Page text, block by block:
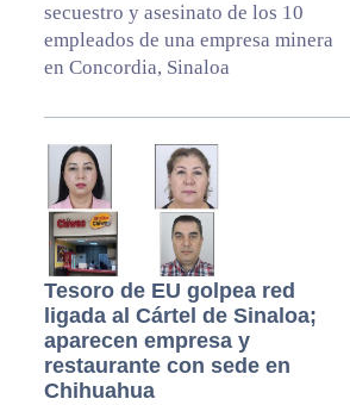
secuestro y asesinato de los 10
empleados de una empresa minera
en Concordia, Sinaloa
Tesoro de EU golpea red
ligada al Cártel de Sinaloa;
aparecen empresa y
restaurante con sede en
Chihuahua